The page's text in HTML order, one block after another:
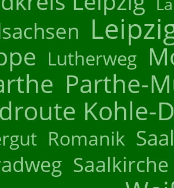
Lutherweg
Parthe-
Kohle-
Romanik
Saalkirche